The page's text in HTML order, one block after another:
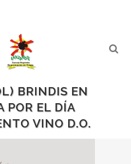
BRINDIS EN
POR EL DÍA
VINO D.O.